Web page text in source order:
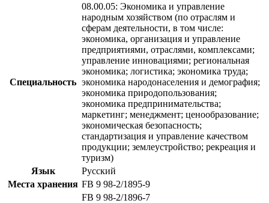
Специальность
08.00.05: Экономика и управление
народным хозяйством (по отраслям и
сферам деятельности, в том числе:
экономика, организация и управление
предприятиями, отраслями, комплексами;
управление инновациями; региональная
экономика; логистика; экономика труда;
экономика народонаселения и демография;
экономика природопользования;
экономика предпринимательства;
маркетинг; менеджмент; ценообразование;
экономическая безопасность;
стандартизация и управление качеством
продукции; землеустройство; рекреация и
туризм)
Язык
Русский
Места хранения FB 9 98-2/1895-9
FB 9 98-2/1896-7